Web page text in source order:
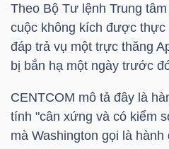
Theo Bộ Tư lệnh Trung
cuộc không kích được thực
đáp trả vụ một trực thăng
bị bắn hạ một ngày trước
CENTCOM mô tả đây là
tính "cân xứng và có kiểm
mà Washington gọi là
PHÂN
TÍCH
VIETSTOCKFINANCE
VĨ